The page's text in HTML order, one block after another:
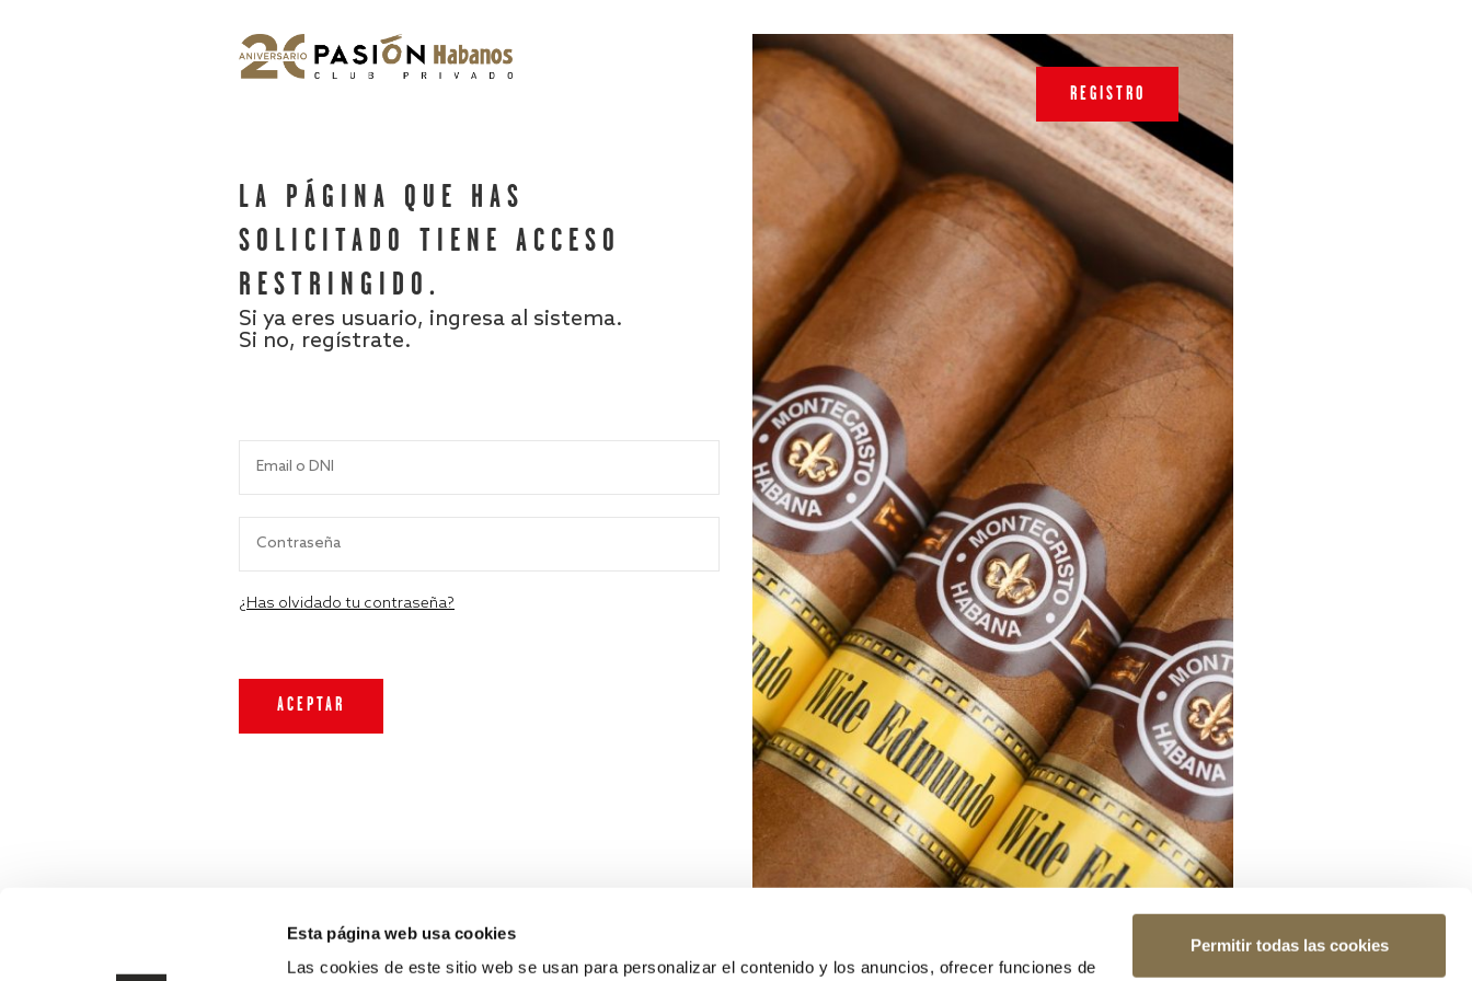
Esta página web usa cookies
Las cookies de este sitio web se usan para personalizar el contenido y los anuncios, ofrecer funciones de
Permitir todas las cookies
LA PÁGINA QUE HAS
SOLICITADO TIENE ACCESO
RESTRINGIDO.
Si ya eres usuario, ingresa al sistema.
Si no, regístrate.
¿Has olvidado tu contraseña?
REGISTRO